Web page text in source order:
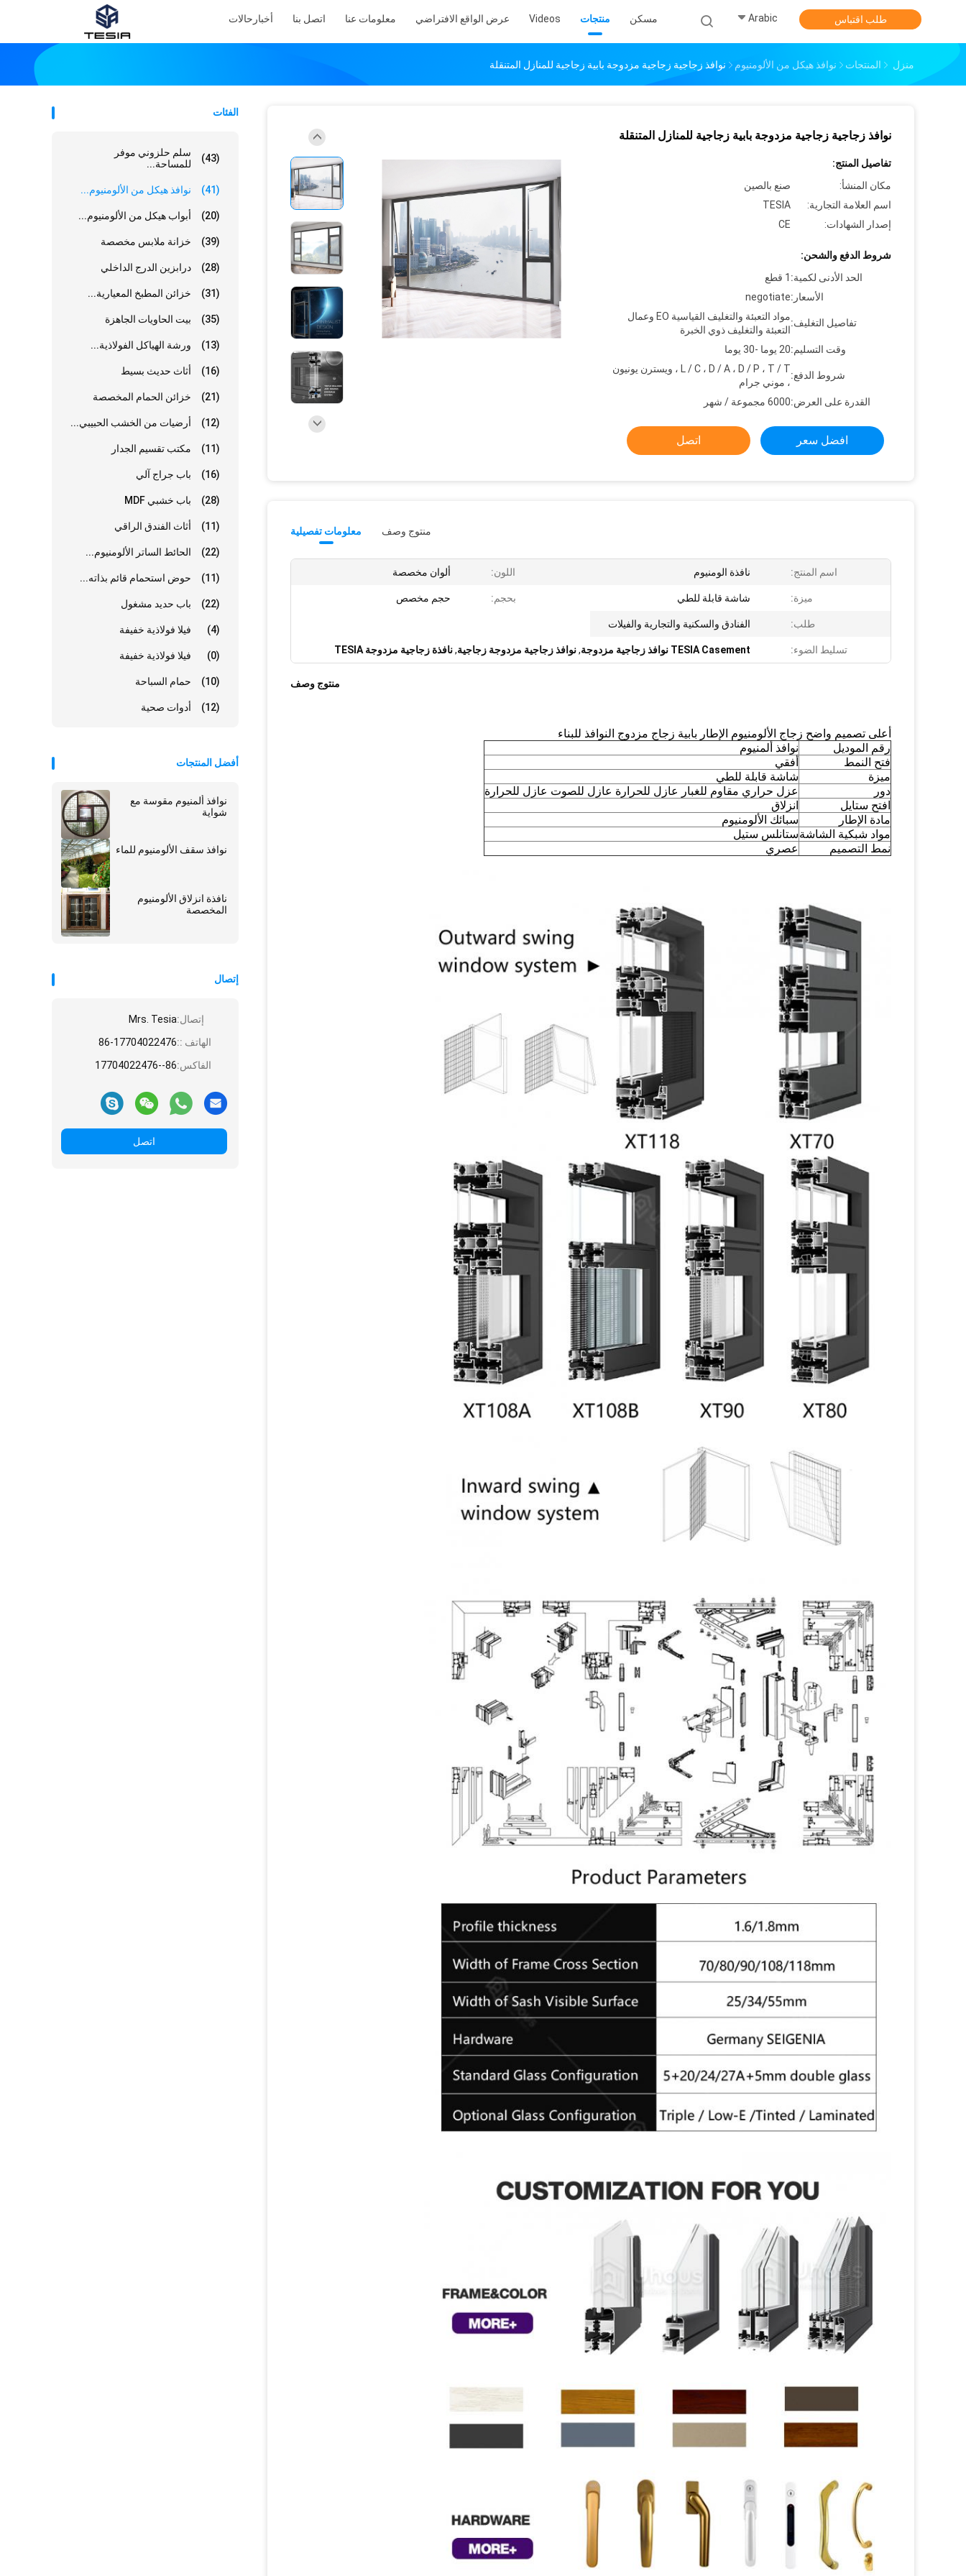
مسكن منتجات Videos عرض الواقع الافتراضي معلومات عنا اتصل بنا أخبار حالات Arabic طلب اقتباس
منزل المنتجات نوافذ هيكل من الألومنيوم نوافذ زجاجية زجاجية مزدوجة بابية زجاجية للمنازل المتنقلة
الفئات
سلم حلزوني موفر
للمساحة...
(43)
نوافذ هيكل من الألومنيوم... (41)
أبواب هيكل من الألومنيوم... (20)
خزانة ملابس مخصصة (39)
درابزين الدرج الداخلي (28)
خزائن المطبخ المعيارية... (31)
بيت الحاويات الجاهزة (35)
ورشة الهياكل الفولاذية... (13)
أثاث حديث بسيط (16)
خزائن الحمام المخصصة (21)
أرضيات من الخشب الحبيبي... (12)
مكتب تقسيم الجدار (11)
باب جراج آلي (16)
باب خشبي MDF (28)
أثاث الفندق الراقي (11)
الحائط الساتر الألومنيوم... (22)
حوض استحمام قائم بذاته... (11)
باب حديد مشغول (22)
فيلا فولاذية خفيفة (4)
فيلا فولاذية خفيفة (0)
حمام السباحة (10)
أدوات صحية (12)
أفضل المنتجات
نوافذ ألمنيوم مقوسة مع
شواية
نوافذ سقف الألومنيوم للماء
نافذة انزلاق الألومنيوم
المخصصة
إتصال
إتصال:Mrs. Tesia
الهاتف ::86-17704022476
الفاكس:86--17704022476
اتصل
نوافذ زجاجية زجاجية مزدوجة بابية زجاجية للمنازل المتنقلة
تفاصيل المنتج:
مكان المنشأ:
صنع بالصين
اسم العلامة التجارية:
TESIA
إصدار الشهادات:
CE
شروط الدفع والشحن:
الحد الأدنى لكمية: 1 قطع
الأسعار:negotiate
تفاصيل التغليف:
مواد التعبئة والتغليف القياسية EO وعمال
التعبئة والتغليف ذوي الخبرة
وقت التسليم:20 يوما -30 يوما
شروط الدفع:
L / C ، D / A ، D / P ، T / T ، ويسترن يونيون
، موني جرام
القدرة على العرض:6000 مجموعة / شهر
افضل سعر اتصل
معلومات تفصيلية منتوج وصف
اسم المنتج: نافذة الومنيوم اللون: ألوان مخصصة
ميزة: شاشة قابلة للطي بحجم: حجم مخصص
طلب: الفنادق والسكنية والتجارية والفيلات
تسليط الضوء: TESIA Casement نوافذ زجاجية مزدوجة ,نوافذ زجاجية مزدوجة زجاجية,نافذة زجاجية مزدوجة TESIA
منتوج وصف
أعلى تصميم واضح زجاج الألومنيوم الإطار بابية زجاج مزدوج النوافذ للبناء
رقم الموديل
نوافذ ألمنيوم
فتح النمط
أفقي
ميزة
شاشة قابلة للطي
دور
عزل حراري مقاوم للغبار عازل للحرارة عازل للصوت عازل للحرارة
افتح ستايل
انزلاق
مادة الإطار
سبائك الألومنيوم
مواد شبكية الشاشةستانلس ستيل
نمط التصميم
عصري